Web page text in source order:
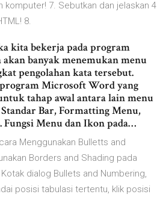
komputer! 7. Sebutkan dan jelaskan 4
8.
kita bekerja pada program
banyak menemukan menu
pengolahan kata tersebut.
Microsoft Word yang
tahap awal antara lain menu
Bar, Formatting Menu,
Fungsi Menu dan Ikon pada…
Menggunakan Bulletts and
Borders and Shading pada
dialog Bullets and Numbering,
posisi tabulasi tertentu, klik posisi